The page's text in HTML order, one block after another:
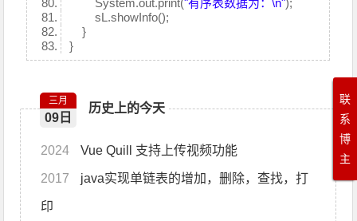
System.out.print("有序表数据为：\n");
sL.showInfo();
}
}
历史上的今天
三月
09日
2024 Vue Quill 支持上传视频功能
2017
印
联
系
博
主